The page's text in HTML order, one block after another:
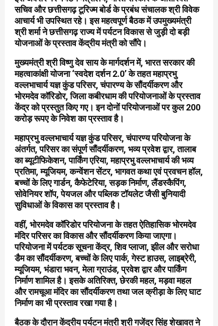
सचिव और छत्तीसगढ़ टूरिज्म बोर्ड के प्रबंध संचालक श्री विवेक
आचार्य भी उपस्थित रहे। इस महत्वपूर्ण बैठक में उपमुख्यमंत्री
श्री शर्मा ने छत्तीसगढ़ राज्य में पर्यटन विकास से जुड़ी दो बड़ी
योजनाओं के प्रस्ताव केंद्रीय मंत्री को सौंपे।
मुख्यमंत्री श्री विष्णु देव साय के मार्गदर्शन में, भारत सरकार की
महत्वाकांक्षी योजना ‘स्वदेश दर्शन 2.0’ के तहत महाप्रभु
वल्लभाचार्य यज्ञ कुंड परिसर, चंपारण्य के सौंदर्यीकरण और
भोरमदेव कॉरिडोर, जिला कबीरधाम की परियोजनाओं के प्रस्ताव
केंद्र को प्रस्तुत किए गए। इन दोनों परियोजनाओं पर कुल 200
करोड़ रूपए के निवेश का प्रस्ताव है।
महाप्रभु वल्लभाचार्य यज्ञ कुंड परिसर, चंपारण्य परियोजना के
अंतर्गत, परिसर का संपूर्ण सौंदर्यीकरण, भव्य प्रवेश द्वार, तालाब
का ब्यूटीफिकेशन, पार्किंग एरिया, महाप्रभु वल्लभाचार्य की भव्य
प्रतिमा, म्यूजियम, कन्वेंशन सेंटर, भागवत कथा एवं प्रवचन हॉल,
बच्चों के लिए गार्डन, कैफेटेरिया, सड़क निर्माण, लैंडस्कैपिंग,
सोवेनियर शॉप, पेयजल और पब्लिक टॉयलेट जैसी बुनियादी
सुविधाओं के विकास का प्रस्ताव है।
वहीं, भोरमदेव कॉरिडोर परियोजना के तहत ऐतिहासिक भोरमदेव
मंदिर परिसर का विकास और सौंदर्यीकरण किया जाएगा।
परियोजना में पर्यटक सूचना केंद्र, शिव प्लाजा, झील और सरोधा
डैम का सौंदर्यीकरण, बच्चों के लिए पार्क, गेस्ट हाउस, लाइब्रेरी,
म्यूजियम, भंडारा भवन, मेला ग्राउंड, प्रवेश द्वार और पार्किंग
निर्माण शामिल है। इसके अतिरिक्त, छेरकी महल, मड़वा महल
और रामचूआ मंदिर का सौंदर्यीकरण तथा जल क्रीड़ा के लिए घाट
निर्माण का भी प्रस्ताव रखा गया है।
बैठक के दौरान केंद्रीय पर्यटन मंत्री श्री गजेंद्र सिंह शेखावत ने